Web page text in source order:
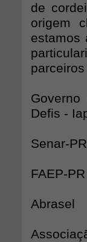
de
origem
estamos
Defis -
Senar-PR
FAEP-PR
Abrasel